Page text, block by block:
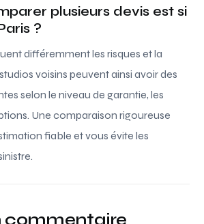
plusieurs devis est si
?
différemment les risques et la
voisins peuvent ainsi avoir des
selon le niveau de garantie, les
Une comparaison rigoureuse
fiable et vous évite les
commentaire